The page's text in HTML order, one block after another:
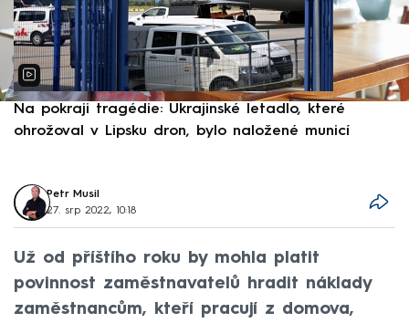
Na pokraji tragédie: Ukrajinské letadlo, které
ohrožoval v Lipsku dron, bylo naložené municí
Petr Musil
27. srp 2022, 10:18
Už od příštího roku by mohla platit
povinnost zaměstnavatelů hradit náklady
zaměstnancům, kteří pracují z domova,